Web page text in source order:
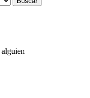
alguien